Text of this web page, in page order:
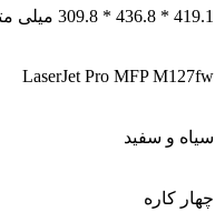
419.1 * 436.8 * 309.8 میلی متر
LaserJet Pro MFP M127fw
سیاه و سفید
چهار کاره